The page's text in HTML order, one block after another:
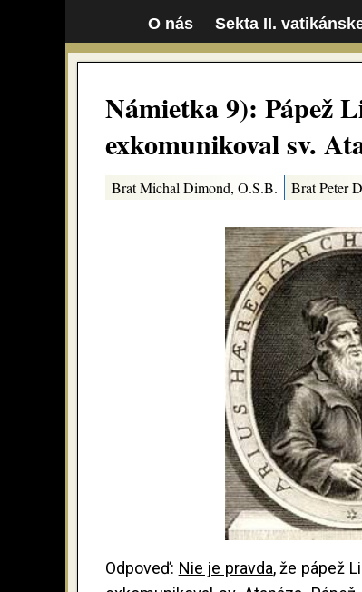
O nás Sekta II.
Námietka 9): Pápež
exkomunikoval sv.
Brat Michal Dimond, O.S.B. Brat Peter
Odpoveď: Nie je pravda, že pápež